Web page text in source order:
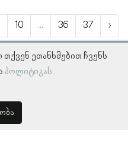
10 ... 36 37 ›
ეთანხმებით ჩვენს
პოლიტიკას.